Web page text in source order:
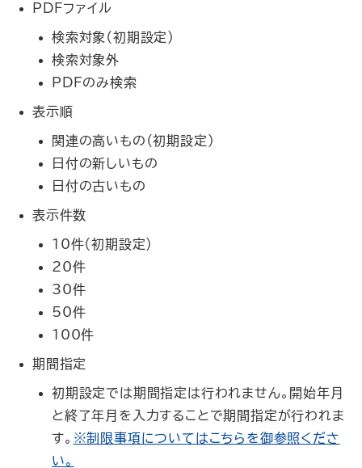
PDFファイル
検索対象（初期設定）
検索対象外
PDFのみ検索
表示順
関連の高いもの（初期設定）
日付の新しいもの
日付の古いもの
表示件数
10件（初期設定）
20件
30件
50件
100件
期間指定
初期設定では期間指定は行われません。開始年月
と終了年月を入力することで期間指定が行われま
す。 ※制限事項についてはこちらを御参照くださ
い。